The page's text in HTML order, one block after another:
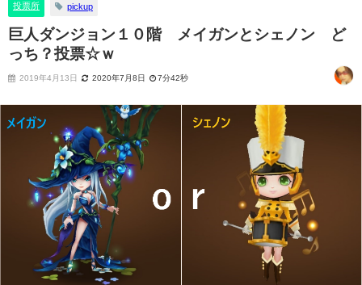
投票所 pickup
巨人ダンジョン１０階 メイガンとシェノン ど
っち？投票☆ｗ
2019年4月13日 2020年7月8日 7分42秒